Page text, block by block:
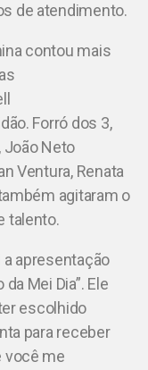
de atendimento.
contou mais
Forró dos 3,
João Neto
Ventura, Renata
agitaram o
talento.
apresentação
Mei Dia”. Ele
escolhido
para receber
você me